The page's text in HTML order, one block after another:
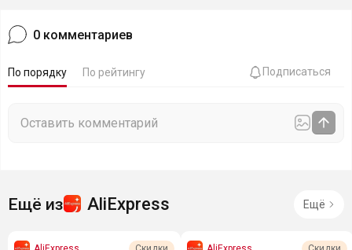
0 комментариев
По порядку По рейтингу Подписаться
Ещё из AliExpress Ещё